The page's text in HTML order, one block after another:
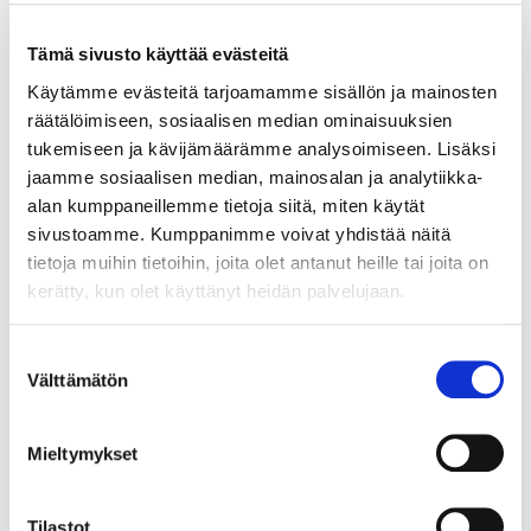
Tämä sivusto käyttää evästeitä
Käytämme evästeitä tarjoamamme sisällön ja mainosten
räätälöimiseen, sosiaalisen median ominaisuuksien
tukemiseen ja kävijämäärämme analysoimiseen. Lisäksi
jaamme sosiaalisen median, mainosalan ja analytiikka-
alan kumppaneillemme tietoja siitä, miten käytät
sivustoamme. Kumppanimme voivat yhdistää näitä
tietoja muihin tietoihin, joita olet antanut heille tai joita on
kerätty, kun olet käyttänyt heidän palvelujaan.
valinta
Välttämätön
Mieltymykset
Tilastot
Tarkistathan mahdolliset muutokset näytöksiin
liittyen suoraan Mustan ja Valkoisen
Teatterifestivaalin verkkosivuilta:
Mustan ja Valkoisen Teatterifestivaali
Mustan ja Valkoisen Teatterifestivaalin
ohjelma